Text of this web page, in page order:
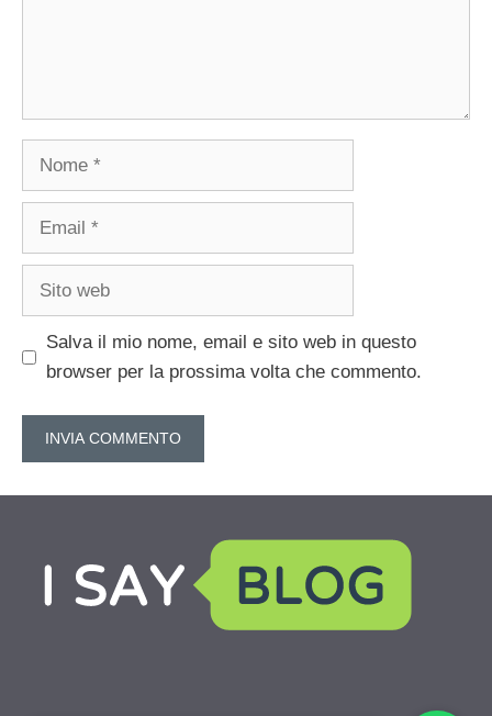
Nome
Email
Sito
Salva il mio nome, email e sito web in questo
browser per la prossima volta che commento.